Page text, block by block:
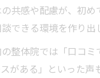
共感や配慮が、初め
できる環境を作り出
整体院では「口コミ
スがある」といった声